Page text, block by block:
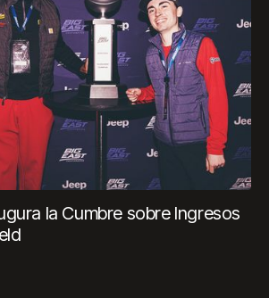
la Cumbre sobre Ingresos